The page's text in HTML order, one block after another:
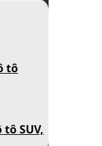
tô
SUV,